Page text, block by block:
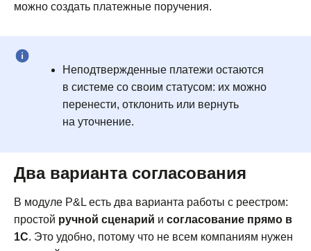
можно создать платежные поручения.
Неподтвержденные платежи остаются
в системе со своим статусом: их можно
перенести, отклонить или вернуть
на уточнение.
Два варианта согласования
В модуле P&L есть два варианта работы с реестром:
простой ручной сценарий и согласование прямо в
1С. Это удобно, потому что не всем компаниям нужен